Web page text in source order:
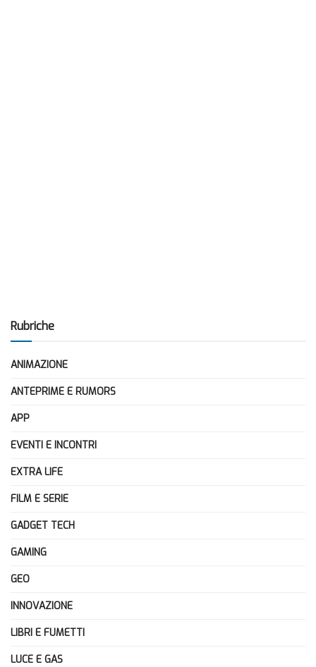
Rubriche
ANIMAZIONE
ANTEPRIME E RUMORS
APP
EVENTI E INCONTRI
EXTRA LIFE
FILM E SERIE
GADGET TECH
GAMING
GEO
INNOVAZIONE
LIBRI E FUMETTI
LUCE E GAS